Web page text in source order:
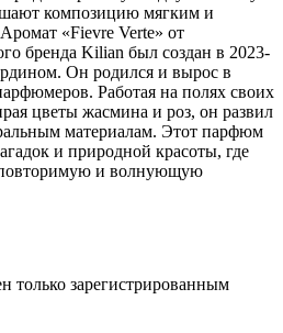
композицию мягким и
«Fievre Verte» от
бренда Kilian был создан в 2023-
Он родился и вырос в
Работая на полях своих
цветы жасмина и роз, он развил
материалам. Этот парфюм
и природной красоты, где
и волнующую
только зарегистрированным